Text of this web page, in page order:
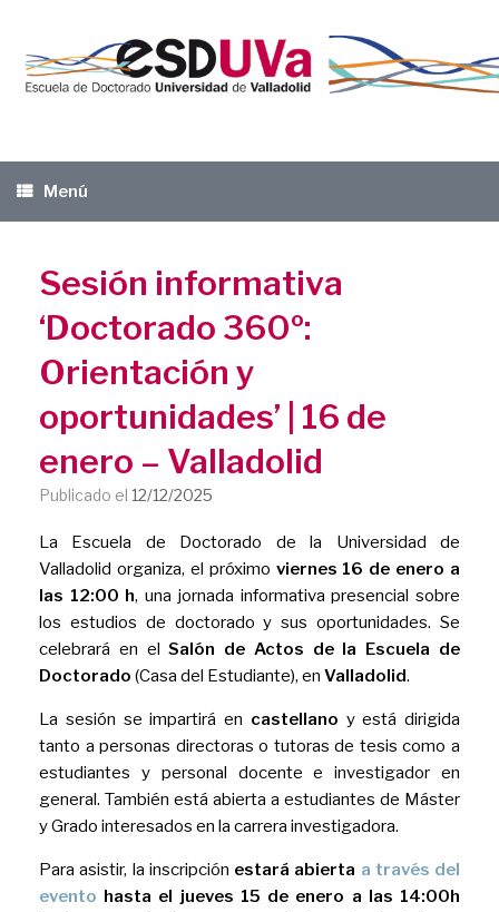
contenido
Menú
Sesión informativa
‘Doctorado 360º:
Orientación y
oportunidades’ | 16 de
enero – Valladolid
Publicado el 12/12/2025
La Escuela de Doctorado de la Universidad de
Valladolid organiza, el próximo viernes 16 de enero a
las 12:00 h, una jornada informativa presencial sobre
los estudios de doctorado y sus oportunidades. Se
celebrará en elSalón de Actos de la Escuela de
Doctorado (Casa del Estudiante), en Valladolid.
La sesión se impartirá en castellano y está dirigida
tanto a personas directoras o tutoras de tesis como a
estudiantes y personal docente e investigador en
general. También está abierta a estudiantes de Máster
y Grado interesados en la carrera investigadora.
Para asistir, la inscripción estará abierta a través del
evento hasta el jueves 15 de enero a las 14:00h